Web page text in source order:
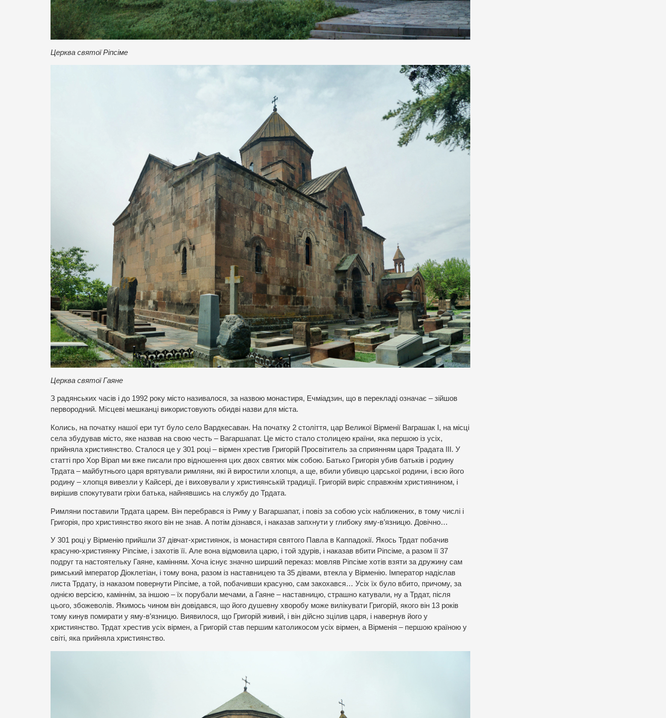
Церква святої Ріпсіме
Церква святої Гаяне
З радянських часів і до 1992 року місто називалося, за назвою монастиря, Ечміадзин, що в перекладі означає – зійшов
первородний. Місцеві мешканці використовують обидві назви для міста.
Колись, на початку нашої ери тут було село Вардкесаван. На початку 2 століття, цар Великої Вірменії Ваграшак І, на місці
села збудував місто, яке назвав на свою честь – Вагаршапат. Це місто стало столицею країни, яка першою із усіх,
прийняла християнство. Сталося це у 301 році – вірмен хрестив Григорій Просвітитель за сприянням царя Традата ІІІ. У
статті про Хор Вірап ми вже писали про відношення цих двох святих між собою. Батько Григорія убив батьків і родину
Трдата – майбутнього царя врятували римляни, які й виростили хлопця, а ще, вбили убивцю царської родини, і всю його
родину – хлопця вивезли у Кайсері, де і виховували у християнській традиції. Григорій виріс справжнім християнином, і
вирішив спокутувати гріхи батька, найнявшись на службу до Трдата.
Римляни поставили Трдата царем. Він перебрався із Риму у Вагаршапат, і повіз за собою усіх наближених, в тому числі і
Григорія, про християнство якого він не знав. А потім дізнався, і наказав запхнути у глибоку яму-в’язницю. Довічно…
У 301 році у Вірменію прийшли 37 дівчат-християнок, із монастиря святого Павла в Каппадокії. Якось Трдат побачив
красуню-християнку Ріпсіме, і захотів її. Але вона відмовила царю, і той здурів, і наказав вбити Ріпсіме, а разом її 37
подруг та настоятельку Гаяне, камінням. Хоча існує значно ширший переказ: мовляв Ріпсіме хотів взяти за дружину сам
римський імператор Діоклетіан, і тому вона, разом із наставницею та 35 дівами, втекла у Вірменію. Імператор надіслав
листа Трдату, із наказом повернути Ріпсіме, а той, побачивши красуню, сам закохався… Усіх їх було вбито, причому, за
однією версією, каміннім, за іншою – їх порубали мечами, а Гаяне – наставницю, страшно катували, ну а Трдат, після
цього, збожеволів. Якимось чином він довідався, що його душевну хворобу може вилікувати Григорій, якого він 13 років
тому кинув помирати у яму-в’язницю. Виявилося, що Григорій живий, і він дійсно зцілив царя, і навернув його у
християнство. Трдат хрестив усіх вірмен, а Григорій став першим католикосом усіх вірмен, а Вірменія – першою країною у
світі, яка прийняла християнство.